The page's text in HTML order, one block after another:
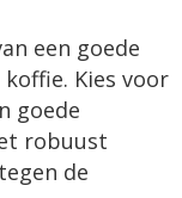
een goede
Kies voor
goede
robuust
de